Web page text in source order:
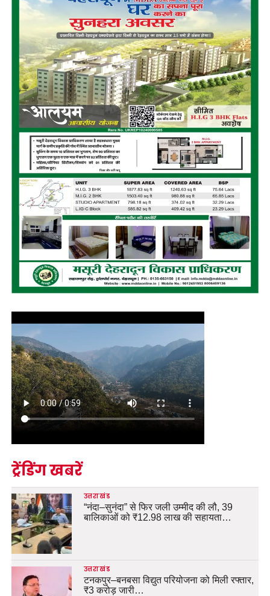
ट्रेंडिंग खबरें
उत्तराखंड
“नंदा–सुनंदा” से फिर जली उम्मीद की लौ, 39
बालिकाओं को ₹12.98 लाख की सहायता…
उत्तराखंड
टनकपुर–बनबसा विद्युत परियोजना को मिली रफ्तार,
₹3 करोड़ जारी…